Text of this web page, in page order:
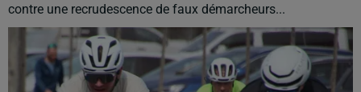
contre une recrudescence de faux démarcheurs...